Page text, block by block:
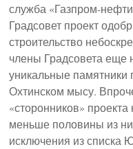
служба «Газпром-
Градсовет проект
строительство
члены Градсовета еще
уникальные памятники
Охтинском мысу.
«сторонников»
меньше половины из
исключения из